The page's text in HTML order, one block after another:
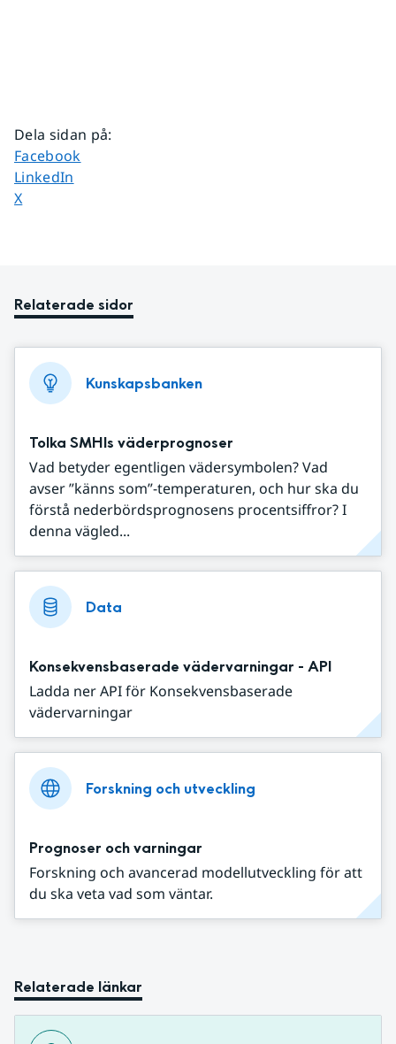
Dela sidan på:
Dela sidan på
Facebook
Dela sidan på
LinkedIn
Dela sidan på
X
Relaterade sidor
Kunskapsbanken
Tolka SMHIs väderprognoser
Vad betyder egentligen vädersymbolen? Vad
avser ”känns som”-temperaturen, och hur ska du
förstå nederbördsprognosens procentsiffror? I
denna vägled...
Data
Konsekvensbaserade vädervarningar - API
Ladda ner API för Konsekvensbaserade
vädervarningar
Forskning och utveckling
Prognoser och varningar
Forskning och avancerad modellutveckling för att
du ska veta vad som väntar.
Relaterade länkar